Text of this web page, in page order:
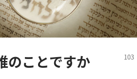
のことですか